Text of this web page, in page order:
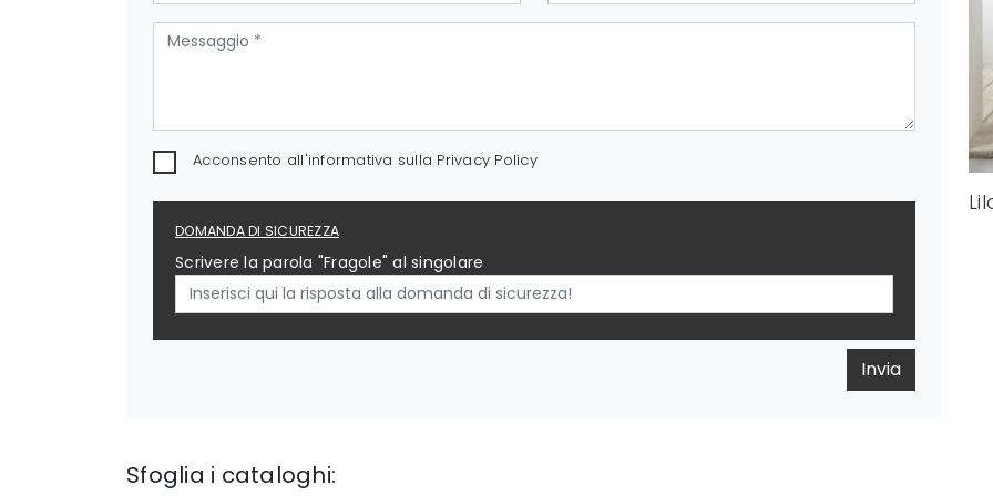
Acconsento all'informativa sulla Privacy Policy
DOMANDA DI SICUREZZA
Scrivere la parola "Fragole" al singolare
Invia
Sfoglia i cataloghi: